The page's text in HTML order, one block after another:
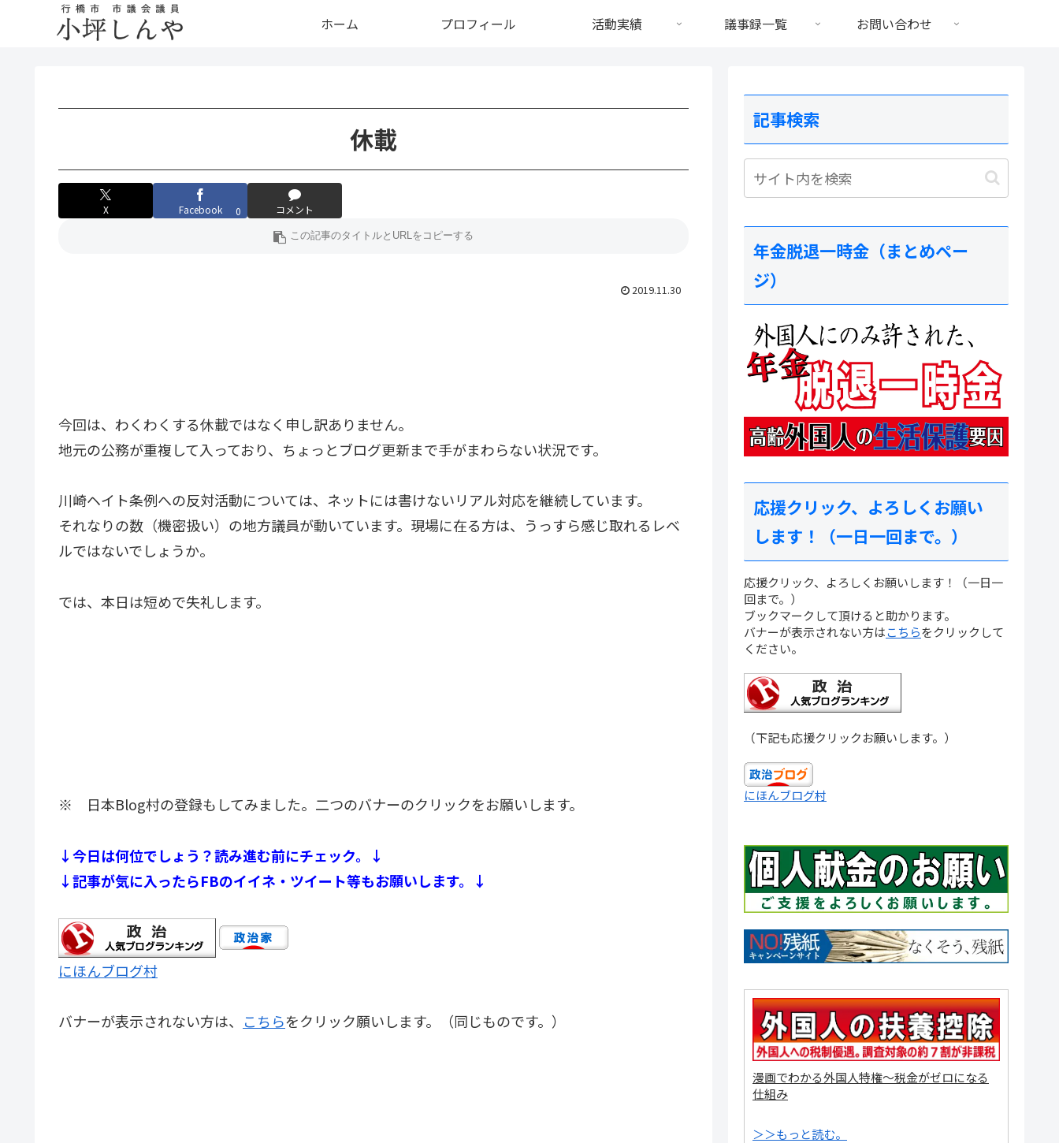
ホーム プロフィール 活動実績 議事録一覧 お問い合わせ
休載
X Facebook 0 コメント
2019.11.30
今回は、わくわくする休載ではなく申し訳ありません。
地元の公務が重複して入っており、ちょっとブログ更新まで手がまわらない状況です。
川崎ヘイト条例への反対活動については、ネットには書けないリアル対応を継続しています。
それなりの数（機密扱い）の地方議員が動いています。現場に在る方は、うっすら感じ取れるレベ
ルではないでしょうか。
では、本日は短めで失礼します。
※ 日本Blog村の登録もしてみました。二つのバナーのクリックをお願いします。
↓今日は何位でしょう？読み進む前にチェック。↓
↓記事が気に入ったらFBのイイネ・ツイート等もお願いします。↓
にほんブログ村
バナーが表示されない方は、 こちらをクリック願いします。（同じものです。）
記事検索
年金脱退一時金（まとめペー
ジ）
応援クリック、よろしくお願い
します！（一日一回まで。）
応援クリック、よろしくお願いします！（一日一
回まで。）
ブックマークして頂けると助かります。
バナーが表示されない方はこちらをクリックして
ください。
（下記も応援クリックお願いします。）
にほんブログ村
漫画でわかる外国人特権～税金がゼロになる
仕組み
＞＞もっと読む。